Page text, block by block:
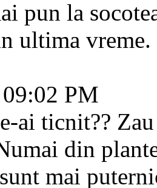
pun la
ultima vreme.
PM
ai ticnit?? Zau
din
mai